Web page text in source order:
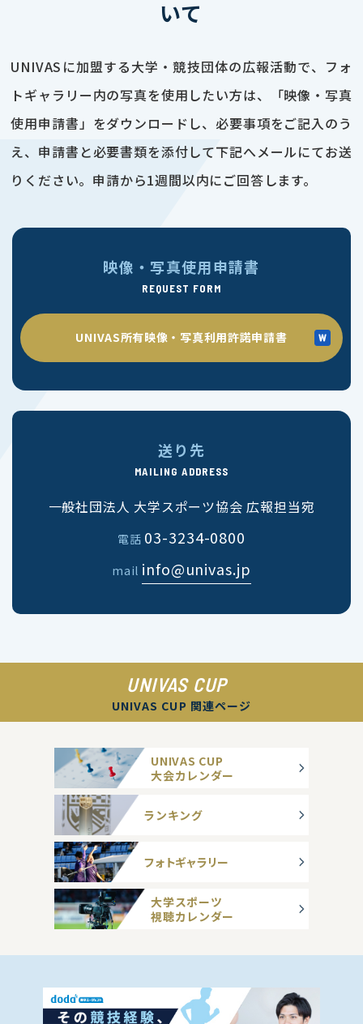
いて
UNIVASに加盟する大学・競技団体の広報活動で、フォ
トギャラリー内の写真を使用したい方は、「映像・写真
使用申請書」をダウンロードし、必要事項をご記入のう
え、申請書と必要書類を添付して下記へメールにてお送
りください。申請から1週間以内にご回答します。
映像・写真使用申請書
REQUEST FORM
UNIVAS所有映像・写真利用許諾申請書
送り先
MAILING ADDRESS
一般社団法人 大学スポーツ協会 広報担当宛
電話 03-3234-0800
mail info@univas.jp
UNIVAS CUP
UNIVAS CUP 関連ページ
UNIVAS CUP
大会カレンダー
ランキング
フォトギャラリー
大学スポーツ
視聴カレンダー